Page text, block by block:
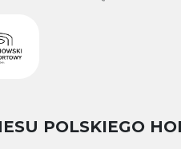
POLSKIEGO